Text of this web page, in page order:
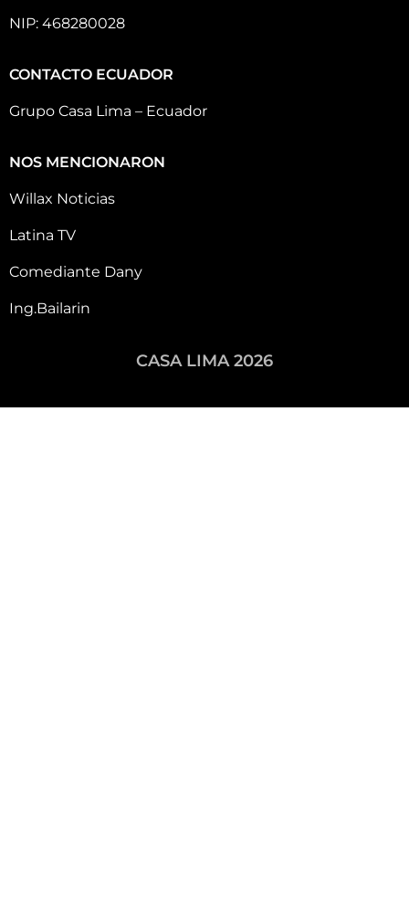
NIP: 468280028
CONTACTO ECUADOR
Grupo Casa Lima – Ecuador
NOS MENCIONARON
Willax Noticias
Latina TV
Comediante Dany
Ing.Bailarin
CASA LIMA 2026